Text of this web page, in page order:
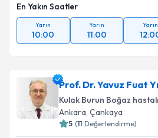
En Yakın Saatler
Yarın
10:00
Yarın
11:00
Yarın
Prof. Dr. Yavuz Fuat
Kulak Burun Boğaz
Ankara, Çankaya
5 (11 Değerlendirme)